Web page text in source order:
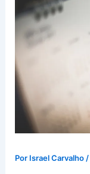
Por Israel Carvalho/